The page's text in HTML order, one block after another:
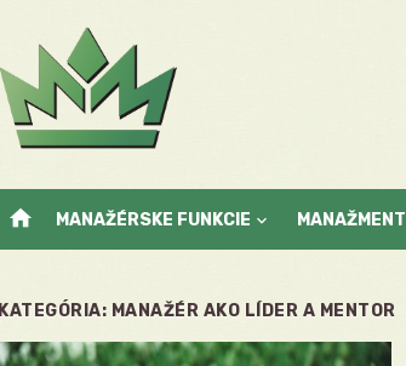
home MANAŽÉRSKE FUNKCIE MANAŽMENT
KATEGÓRIA: MANAŽÉR AKO LÍDER A MENTOR